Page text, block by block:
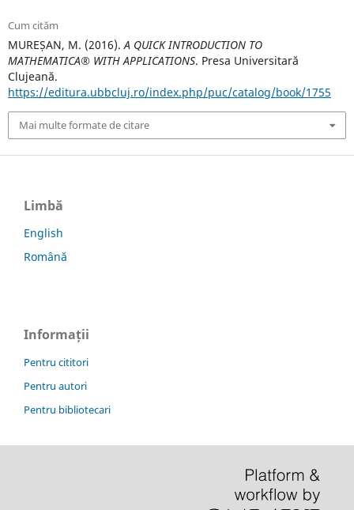
Cum cităm
MUREȘAN, M. (2016).A QUICK INTRODUCTION TO
MATHEMATICA® WITH APPLICATIONS. Presa Universitară
Clujeană.
https://editura.ubbcluj.ro/index.php/puc/catalog/book/1755
Mai multe formate de citare
Limbă
English
Română
Informații
Pentru cititori
Pentru autori
Pentru bibliotecari